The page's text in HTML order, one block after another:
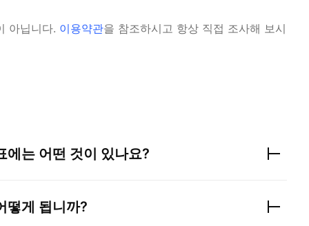
아닙니다. 이용약관을 참조하시고 항상 직접 조사해 보시
에는 어떤 것이 있나요?
떻게 됩니까?